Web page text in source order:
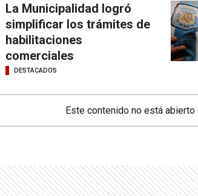
La Municipalidad logró
simplificar los trámites de
habilitaciones
comerciales
DESTACADOS
Este contenido no está abierto